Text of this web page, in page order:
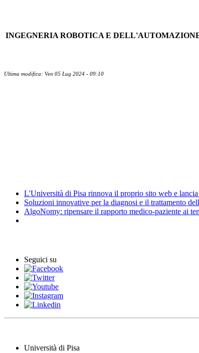
INGEGNERIA ROBOTICA E
Ultima modifica: Ven 05 Lug 2024 - 09:10
L'Università di Pisa rinnova il proprio sito web e
Soluzioni innovative per la diagnosi e il trattamento
AlgoNomy: ripensare il rapporto medico-paziente ai
Seguici su
Università di Pisa